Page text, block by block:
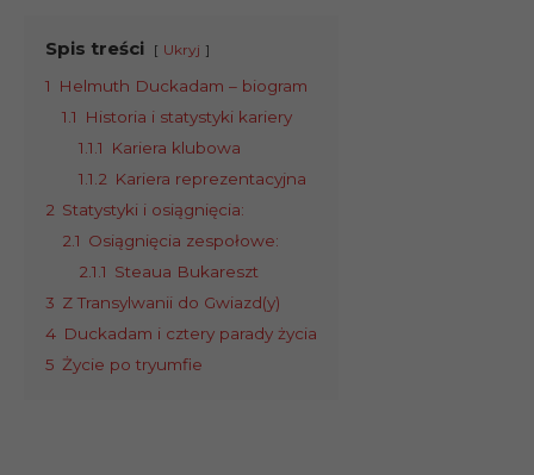
Spis treści Ukryj
1
Helmuth Duckadam – biogram
1.1
Historia i statystyki kariery
1.1.1
Kariera klubowa
1.1.2 Kariera reprezentacyjna
2 Statystyki i osiągnięcia:
2.1 Osiągnięcia zespołowe:
2.1.1 Steaua Bukareszt
3 Z Transylwanii do Gwiazd(y)
4 Duckadam i cztery parady życia
5 Życie po tryumfie